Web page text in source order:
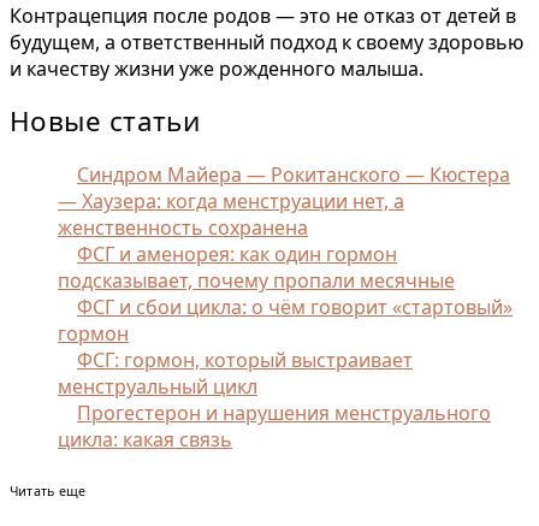
Контрацепция после родов — это не отказ от детей в
будущем, а ответственный подход к своему здоровью
и качеству жизни уже рожденного малыша.
Новые статьи
Синдром Майера — Рокитанского — Кюстера
— Хаузера: когда менструации нет, а
женственность сохранена
ФСГ и аменорея: как один гормон
подсказывает, почему пропали месячные
ФСГ и сбои цикла: о чём говорит «стартовый»
гормон
ФСГ: гормон, который выстраивает
менструальный цикл
Прогестерон и нарушения менструального
цикла: какая связь
Читать еще